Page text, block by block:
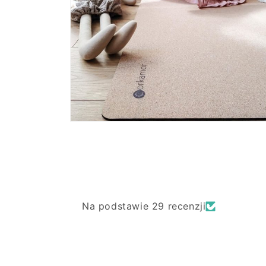
Na podstawie 29 recenzji